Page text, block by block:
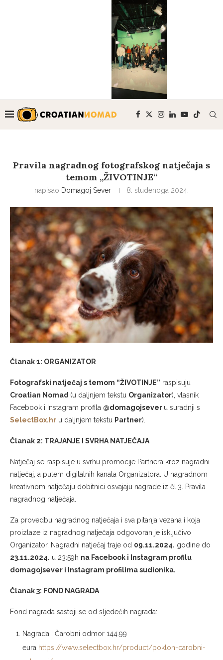
Pravila nagradnog fotografskog natječaja s
temom „ŽIVOTINJE“
napisao Domagoj Sever 8. studenoga 2024.
Članak 1: ORGANIZATOR
Fotografski natječaj s temom “ŽIVOTINJE” raspisuju
Croatian Nomad (u daljnjem tekstu Organizator), vlasnik
Facebook i Instagram profila @domagojsever u suradnji s
SelectBox.hr u daljnjem tekstu Partner).
Članak 2: TRAJANJE I SVRHA NATJEČAJA
Natječaj se raspisuje u svrhu promocije Partnera kroz nagradni
natječaj, a putem digitalnih kanala Organizatora. U nagradnom
kreativnom natječaju dobitnici osvajaju nagrade iz čl.3. Pravila
nagradnog natječaja.
Za provedbu nagradnog natječaja i sva pitanja vezana i koja
proizlaze iz nagradnog natječaja odgovoran je isključivo
Organizator. Nagradni natječaj traje od 09.11.2024. godine do
23.11.2024. u 23:59h na Facebook i Instagram profilu
domagojsever i Instagram profilima sudionika.
Članak 3: FOND NAGRADA
Fond nagrada sastoji se od sljedećih nagrada:
Nagrada : Čarobni odmor 144.99
eura https://www.selectbox.hr/product/poklon-carobni-